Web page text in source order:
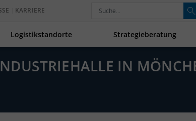
KARRIERE
Logistikstandorte Strategieberatung
IN